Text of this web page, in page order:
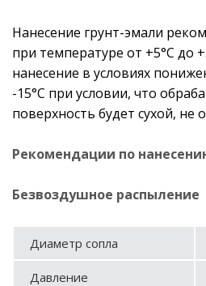
Нанесение грунт-эмали
при температуре от +5°С до
нанесение в условиях
-15°С при условии, что
поверхность будет сухой, не
Рекомендации по
Безвоздушное распыление
Диаметр сопла
Давление